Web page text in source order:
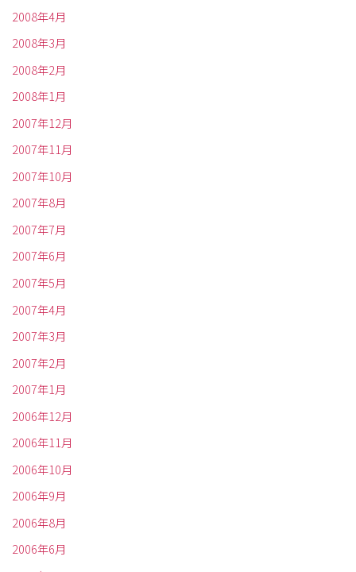
2008年4月
2008年3月
2008年2月
2008年1月
2007年12月
2007年11月
2007年10月
2007年8月
2007年7月
2007年6月
2007年5月
2007年4月
2007年3月
2007年2月
2007年1月
2006年12月
2006年11月
2006年10月
2006年9月
2006年8月
2006年6月